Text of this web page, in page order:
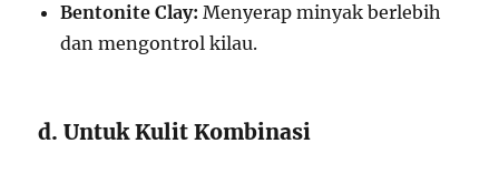
Bentonite Clay: Menyerap minyak berlebih
dan mengontrol kilau.
d. Untuk Kulit Kombinasi